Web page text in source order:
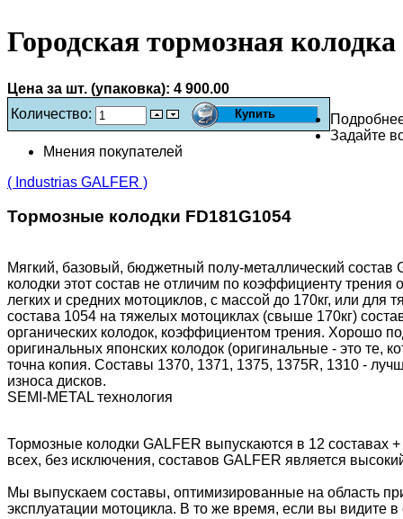
Городская тормозная
Цена за шт. (упаковка): 4 900.00
Количество:
Задайте
Мнения покупателей
( Industrias GALFER )
Тормозные колодки FD181G1054
Мягкий, базовый, бюджетный полу-металлический
колодки этот состав не отличим по коэффициенту
легких и средних мотоциклов, с массой до 170кг, или
состава 1054 на тяжелых мотоциклах (свыше 170кг)
органических колодок, коэффициентом трения. Хорошо
оригинальных японских колодок (оригинальные - это те,
точна копия. Составы 1370, 1371, 1375, 1375R, 1310 -
износа дисков.
SEMI-METAL технология
Тормозные колодки GALFER выпускаются в 12 составах
всех, без исключения, составов GALFER является
Мы выпускаем составы, оптимизированные на область
эксплуатации мотоцикла. В то же время, если вы видите